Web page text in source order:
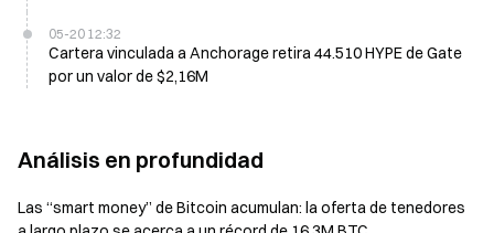
05-20 12:32
Cartera vinculada a Anchorage retira 44.510 HYPE de Gate
por un valor de $2,16M
Análisis en profundidad
Las “smart money” de Bitcoin acumulan: la oferta de tenedores